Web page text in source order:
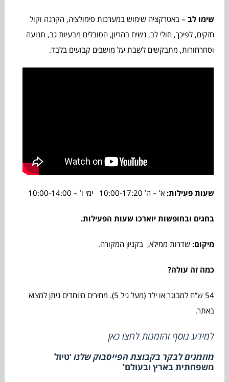
שימו לב – באטרקציה שימוש במערכות סימולציה, הקרנה וקול
חזקים, לפיכך, חולי לב, נשים בהריון, הסובלים מבעיות גב, תנועה
וסחרחורות, מתבקשים לשבת על מושבים קבועים בלבד.
שעות פעילות: א’ – ה’ 10:00-17:20 ימי ו’ – 10:00-14:00
בחגים ובחופשות יוארכו שעות הפעילות.
מיקום: שדרות ממילא, בקניון המקורה.
כמה זה עולה?
54 ש”ח למבוגר או ילד (מעל גיל 5). מחירים מיוחדים ניתן למצוא
באתר.
למידע נוסף והזמנות לחצוכאן
מוזמנים לבקר בקבוצת הפייסבוק שלנו‘טיול
משפחתית בארץ ובעולם’